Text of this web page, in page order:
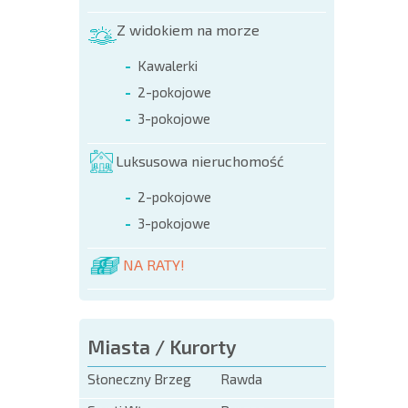
Z widokiem na morze
Kawalerki
2-pokojowe
3-pokojowe
Luksusowa nieruchomość
2-pokojowe
3-pokojowe
NA RATY!
Miasta / Kurorty
Słoneczny Brzeg
Rawda